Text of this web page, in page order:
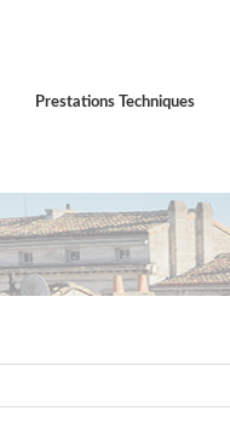
Prestations Techniques